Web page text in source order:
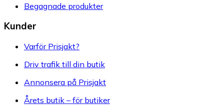
Begagnade produkter
Kunder
Varför Prisjakt?
Driv trafik till din butik
Annonsera på Prisjakt
Årets butik – för butiker